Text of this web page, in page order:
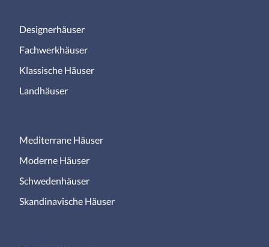
Designerhäuser
Fachwerkhäuser
Klassische Häuser
Landhäuser
Mediterrane Häuser
Moderne Häuser
Schwedenhäuser
Skandinavische Häuser